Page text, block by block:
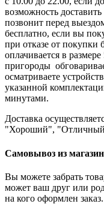
возможность
позвонит перед
бесплатно, если вы
при отказе от покупки
оплачивается в
пригороды
осматриваете
указанной
минутами.
Доставка
"Хороший",
Самовывоз из
Вы можете забрать
может ваш друг или
на кого оформлен заказ.